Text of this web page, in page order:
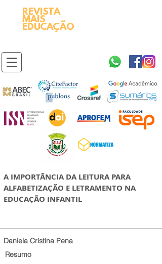
REVISTA
MAIS
EDUCAÇÃO
A IMPORTÂNCIA DA LEITURA PARA
ALFABETIZAÇÃO E LETRAMENTO NA
EDUCAÇÃO INFANTIL
Daniela Cristina Pena
Resumo